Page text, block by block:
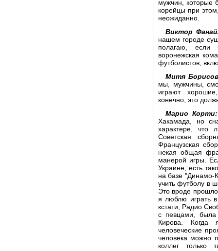
мужчин, которые
корейцы при
неожиданно.
Виктор
нашем городе
полагаю, если
воронежская
футболистов,
Митя
мы, мужчины,
играют
конечно, это
Марио Корти:
Хакамада, но
характере, что
Советская
Французская
некая общая
манерой игры.
Украине, есть
на базе "Динамо-
учить футболу в
Это вроде
я люблю играть
кстати, Радио
с певцами, была
Кирова. Когда
человеческие
человека можно
коллег